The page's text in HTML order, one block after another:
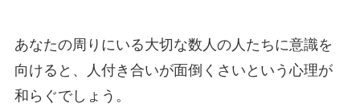
あなたの周りにいる大切な数人の人たちに意識を
向けると、人付き合いが面倒くさいという心理が
和らぐでしょう。